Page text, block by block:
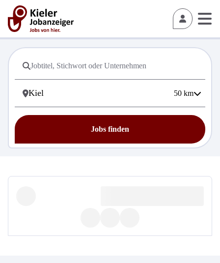
50 km
Jobs finden